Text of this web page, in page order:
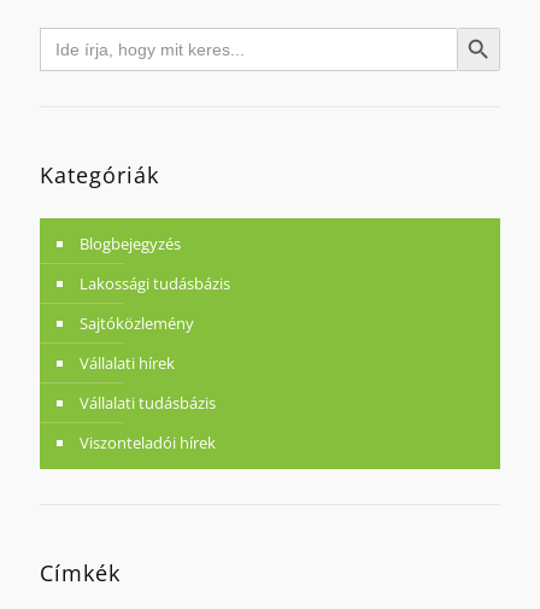
Search
for: Search Button
Kategóriák
Blogbejegyzés
Lakossági tudásbázis
Sajtóközlemény
Vállalati hírek
Vállalati tudásbázis
Viszonteladói hírek
Címkék